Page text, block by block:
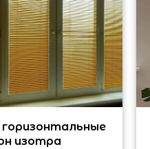
изотра